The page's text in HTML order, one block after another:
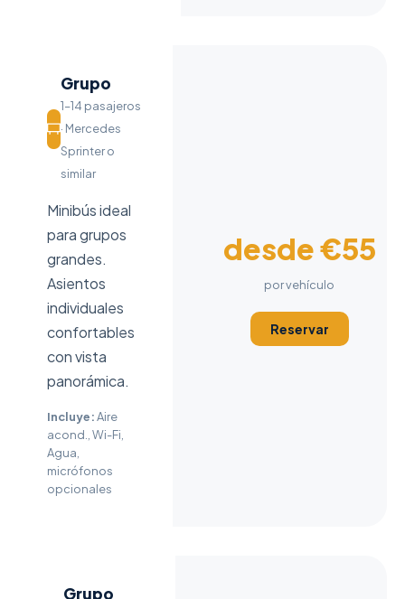
Grupo
1–14 pasajeros
· Mercedes
Sprinter o
similar
Minibús ideal
para grupos
grandes.
Asientos
individuales
confortables
con vista
panorámica.
Incluye:Aire
acond., Wi-Fi,
Agua,
micrófonos
opcionales
desde €55
por vehículo
Reservar
Grupo